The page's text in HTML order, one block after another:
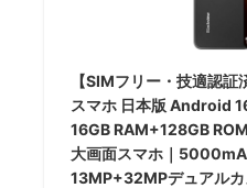
【SIMフリー・技適認
スマホ 日本版 Android
16GB RAM+128GB
大画面スマホ｜
13MP+32MPデュアルカ